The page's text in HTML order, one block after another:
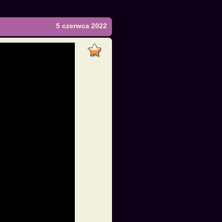
5 czerwca 2022